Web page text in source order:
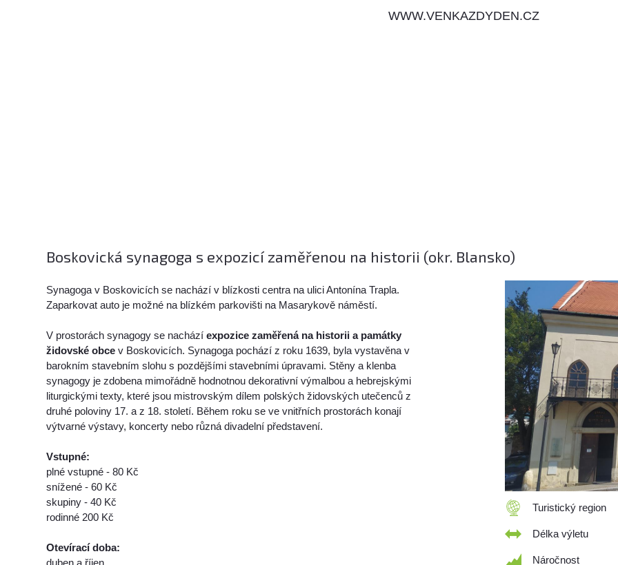
WWW.VENKAZDYDEN.CZ
Boskovická synagoga s expozicí zaměřenou na historii (okr. Blansko)
Synagoga v Boskovicích se nachází v blízkosti centra na ulici Antonína Trapla.
Zaparkovat auto je možné na blízkém parkovišti na Masarykově náměstí.
V prostorách synagogy se nacházíexpozice zaměřená na historii a památky
židovské obce v Boskovicích. Synagoga pochází z roku 1639, byla vystavěna v
barokním stavebním slohu s pozdějšími stavebními úpravami. Stěny a klenba
synagogy je zdobena mimořádně hodnotnou dekorativní výmalbou a hebrejskými
liturgickými texty, které jsou mistrovským dílem polských židovských utečenců z
druhé poloviny 17. a z 18. století. Během roku se ve vnitřních prostorách konají
výtvarné výstavy, koncerty nebo různá divadelní představení.
Vstupné:
plné vstupné - 80 Kč
snížené - 60 Kč
skupiny - 40 Kč
rodinné 200 Kč
Otevírací doba:
duben a říjen
Turistický region
Délka výletu
Náročnost